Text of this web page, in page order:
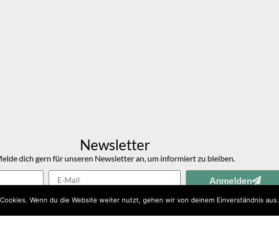
Newsletter
dich gern für unseren Newsletter an, um informiert zu bleiben.
Anmelden
Wenn du die Website weiter nutzt, gehen wir von deinem Einverständnis aus.